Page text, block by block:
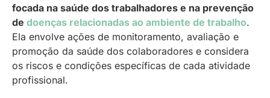
focada na saúde dos trabalhadores e na prevenção
de doenças relacionadas ao ambiente de trabalho.
Ela envolve ações de monitoramento, avaliação e
promoção da saúde dos colaboradores e considera
os riscos e condições específicas de cada atividade
profissional.